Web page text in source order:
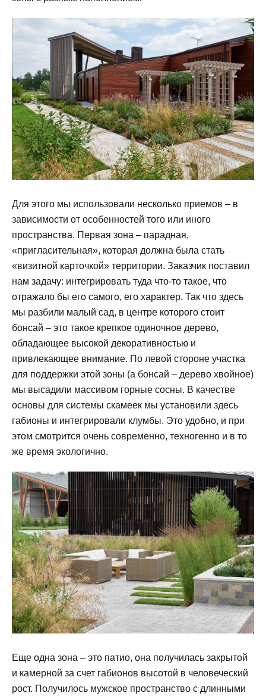
Для этого мы использовали несколько приемов – в
зависимости от особенностей того или иного
пространства. Первая зона – парадная,
«пригласительная», которая должна была стать
«визитной карточкой» территории. Заказчик поставил
нам задачу: интегрировать туда что-то такое, что
отражало бы его самого, его характер. Так что здесь
мы разбили малый сад, в центре которого стоит
бонсай – это такое крепкое одиночное дерево,
обладающее высокой декоративностью и
привлекающее внимание. По левой стороне участка
для поддержки этой зоны (а бонсай – дерево хвойное)
мы высадили массивом горные сосны. В качестве
основы для системы скамеек мы установили здесь
габионы и интегрировали клумбы. Это удобно, и при
этом смотрится очень современно, техногенно и в то
же время экологично.
Еще одна зона – это патио, она получилась закрытой
и камерной за счет габионов высотой в человеческий
рост. Получилось мужское пространство с длинными